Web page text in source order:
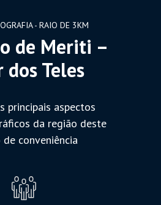
- RAIO DE 3KM
de Meriti –
Teles
principais aspectos
da região deste
conveniência